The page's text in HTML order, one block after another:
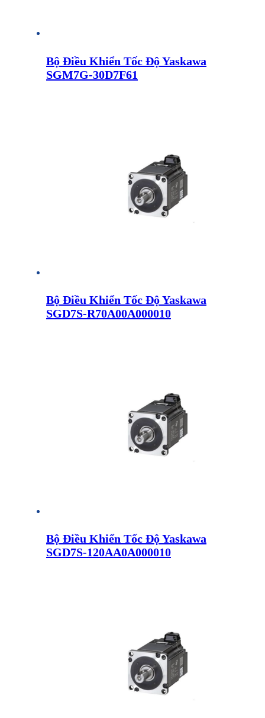
Bộ Điều Khiển Tốc Độ Yaskawa
SGM7G-30D7F61
Bộ Điều Khiển Tốc Độ Yaskawa
SGD7S-R70A00A000010
Bộ Điều Khiển Tốc Độ Yaskawa
SGD7S-120AA0A000010